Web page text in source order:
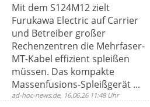
Mit dem S124M12 zielt
Furukawa Electric auf Carrier
und Betreiber großer
Rechenzentren die Mehrfaser-
MT-Kabel effizient spleißen
müssen. Das kompakte
Massenfusions-Spleißgerät ...
ad-hoc-news.de, 16.06.26 11:48 Uhr